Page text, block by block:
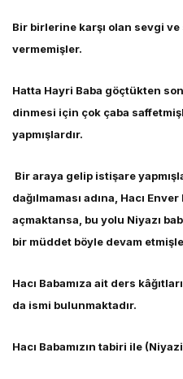
Bir birlerine karşı olan sevgi
vermemişler.
Hatta Hayri Baba göçtükten
dinmesi için çok çaba
yapmışlardır.
Bir araya gelip istişare
dağılmaması adına, Hacı
açmaktansa, bu yolu Niyazı
bir müddet böyle devam
Hacı Babamıza ait ders
da ismi bulunmaktadır.
Hacı Babamızın tabiri ile